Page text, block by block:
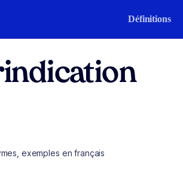
Définitions
exemples en français